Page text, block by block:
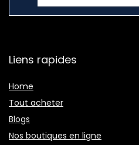
Liens rapides
Home
Tout acheter
Blogs
Nos boutiques en ligne